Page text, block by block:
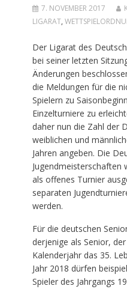
7. NOVEMBER 2017
LIGARAT,
Der Ligarat des
bei seiner letzten
Änderungen
die Meldungen für die
Spielern zu
Einzelturniere zu
daher nun die Zahl der
weiblichen und
Jahren angeben. Die
Jugendmeisterschaften
als offenes Turnier
separaten
werden.
Für die deutschen
derjenige als Senior,
Kalenderjahr das 35.
Jahr 2018 dürfen
Spieler des Jahrgangs